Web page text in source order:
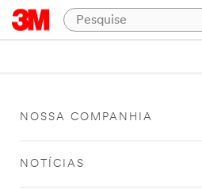
NOSSA COMPANHIA
NOTÍCIAS